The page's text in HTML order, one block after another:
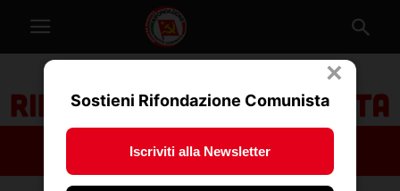
×
Sostieni Rifondazione Comunista
Iscriviti alla Newsletter